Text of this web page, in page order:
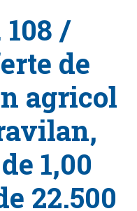
/
de
agricol
1,00
22.500